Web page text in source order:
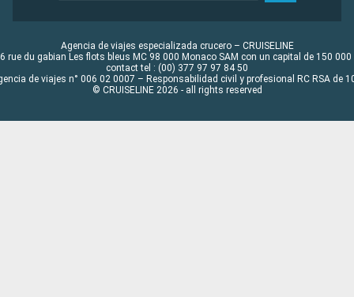
Agencia de viajes especializada crucero – CRUISELINE
rue du gabian Les flots bleus MC 98 000 Monaco SAM con un capital de 150 000
contact tel : (00) 377 97 97 84 50
de viajes n° 006 02 0007 – Responsabilidad civil y profesional RC RSA de
© CRUISELINE 2026 - all rights reserved